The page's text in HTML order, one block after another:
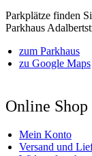
Parkplätze finden
Parkhaus
zum Parkhaus
zu Google Maps
Online Shop
Mein Konto
Versand und